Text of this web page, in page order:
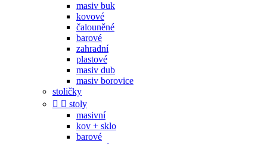
masiv buk
kovové
čalouněné
barové
zahradní
plastové
masiv dub
masiv borovice
stoličky
  stoly
masivní
kov + sklo
barové